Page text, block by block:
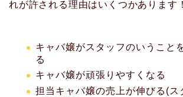
れが許される理由はいくつかあります！
キャバ嬢がスタッフのいうこと
る
キャバ嬢が頑張りやすくなる
担当キャバ嬢の売上が伸びる(ス